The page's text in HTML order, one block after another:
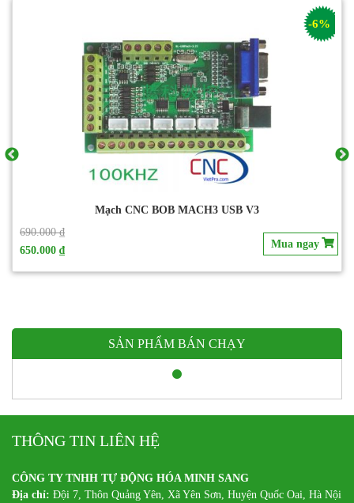
BỘ ĐIỀU KHIỂN TAY ROBOT – NEWKER-I6 ROBOT
SẢN PHẨM BÁN CHẠY
THÔNG TIN LIÊN HỆ
CÔNG TY TNHH TỰ ĐỘNG HÓA MINH SANG
Địa chỉ: Đội 7, Thôn Quảng Yên, Xã Yên Sơn, Huyện Quốc Oai, Hà Nội